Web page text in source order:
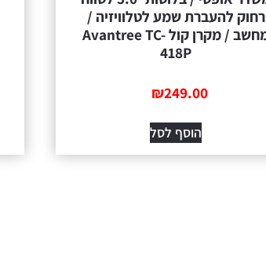
רחוק להעברת שמע לטלוויזיה /
מחשב / מקרן קול Avantree TC-
418P
₪249.00
הוסף לסל